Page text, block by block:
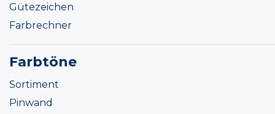
Gütezeichen
Farbrechner
Farbtöne
Sortiment
Pinwand